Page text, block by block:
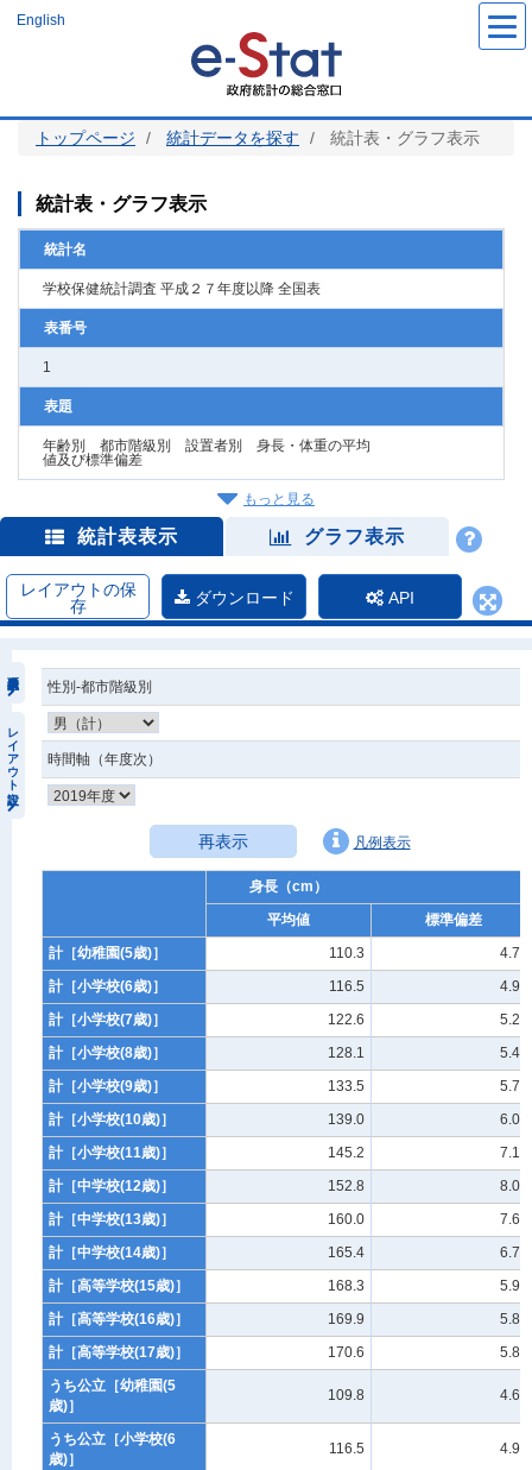
ツ
English
トップページ 統計データを探す 統計表・グラフ表示
統計表・グラフ表示
統計名
学校保健統計調査 平成２７年度以降 全国表
表番号
1
表題
年齢別 都市階級別 設置者別 身長・体重の平均
値及び標準偏差
もっと見る
統計表表示 グラフ表示
レイアウトの保
存
ダウンロード API
レイアウト設定
性別-都市階級別
時間軸（年度次）
再表示 凡例表示
身長（cm）
平均値
標準偏差
計［幼稚園(5歳)］
110.3
4.71
計［小学校(6歳)］
116.5
4.94
計［小学校(7歳)］
122.6
5.20
計［小学校(8歳)］
128.1
5.41
計［小学校(9歳)］
133.5
5.73
計［小学校(10歳)］
139.0
6.07
計［小学校(11歳)］
145.2
7.13
計［中学校(12歳)］
152.8
8.03
計［中学校(13歳)］
160.0
7.62
計［中学校(14歳)］
165.4
6.72
計［高等学校(15歳)］
168.3
5.93
計［高等学校(16歳)］
169.9
5.85
計［高等学校(17歳)］
170.6
5.87
うち公立［幼稚園(5
歳)］
109.8 4.66
うち公立［小学校(6
歳)］
116.5 4.94